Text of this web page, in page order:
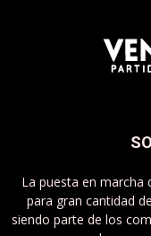
La puesta en marcha
para gran cantidad
siendo parte de los